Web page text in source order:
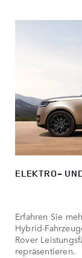
ELEKTRO-
Erfahren Sie
Hybrid-
Rover
repräsentieren.